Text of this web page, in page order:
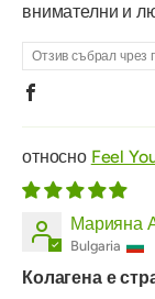
внимателни и
Отзив събрал чрез
Feel
Марияна
Bulgaria
Колагена е